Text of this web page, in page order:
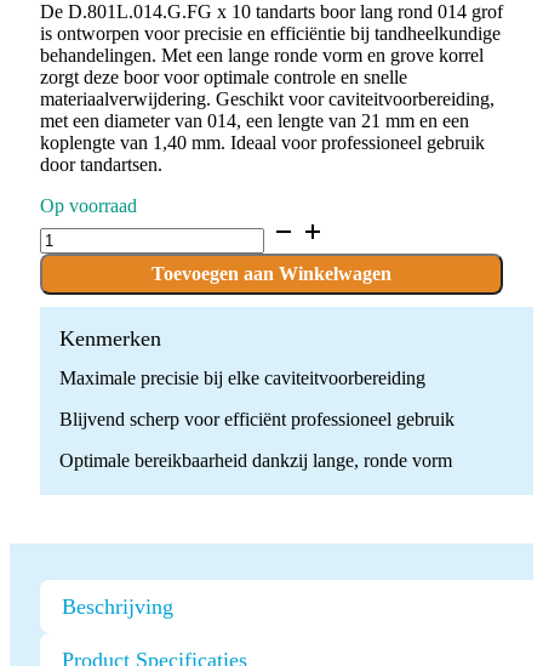
De D.801L.014.G.FG x 10 tandarts boor lang rond 014 grof
is ontworpen voor precisie en efficiëntie bij tandheelkundige
behandelingen. Met een lange ronde vorm en grove korrel
zorgt deze boor voor optimale controle en snelle
materiaalverwijdering. Geschikt voor caviteitvoorbereiding,
met een diameter van 014, een lengte van 21 mm en een
koplengte van 1,40 mm. Ideaal voor professioneel gebruik
door tandartsen.
Op voorraad
D.801L.014.G.FG
x
Boren
quantity
Toevoegen aan Winkelwagen
Kenmerken
Maximale precisie bij elke caviteitvoorbereiding
Blijvend scherp voor efficiënt professioneel gebruik
Optimale bereikbaarheid dankzij lange, ronde vorm
Beschrijving
Product Specificaties